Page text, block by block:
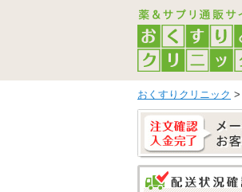
おくすりクリニック >